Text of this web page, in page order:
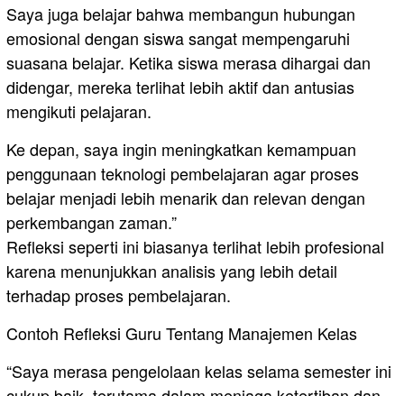
Saya juga belajar bahwa membangun hubungan
emosional dengan siswa sangat mempengaruhi
suasana belajar. Ketika siswa merasa dihargai dan
didengar, mereka terlihat lebih aktif dan antusias
mengikuti pelajaran.
Ke depan, saya ingin meningkatkan kemampuan
penggunaan teknologi pembelajaran agar proses
belajar menjadi lebih menarik dan relevan dengan
perkembangan zaman.”
Refleksi seperti ini biasanya terlihat lebih profesional
karena menunjukkan analisis yang lebih detail
terhadap proses pembelajaran.
Contoh Refleksi Guru Tentang Manajemen Kelas
“Saya merasa pengelolaan kelas selama semester ini